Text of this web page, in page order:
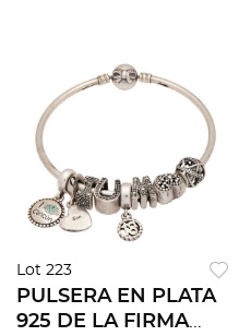
Lot 223
PULSERA EN PLATA
925 DE LA FIRMA